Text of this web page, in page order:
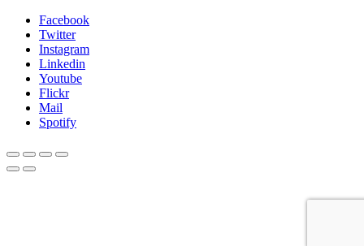
Facebook
Twitter
Instagram
Linkedin
Youtube
Flickr
Mail
Spotify